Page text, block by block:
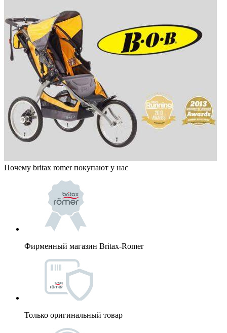
Почему britax romer покупают у нас
Фирменный магазин Britax-Romer
Только оригинальный товар